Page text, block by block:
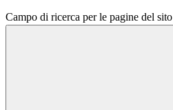
Campo di ricerca per le pagine del sito